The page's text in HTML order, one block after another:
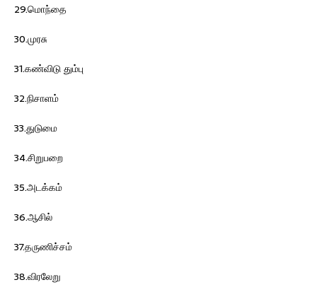
29.மொந்தை
30.முரசு
31.கண்விடு தும்பு
32.நிசாளம்
33.துடுமை
34.சிறுபறை
35.அடக்கம்
36.ஆசில்
37.தருணிச்சம்
38.விரலேறு